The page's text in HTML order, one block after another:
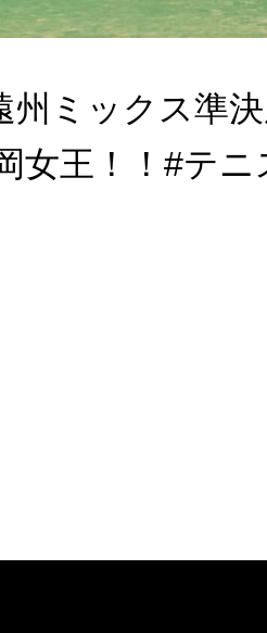
州ミックス準
女王！！#テニ